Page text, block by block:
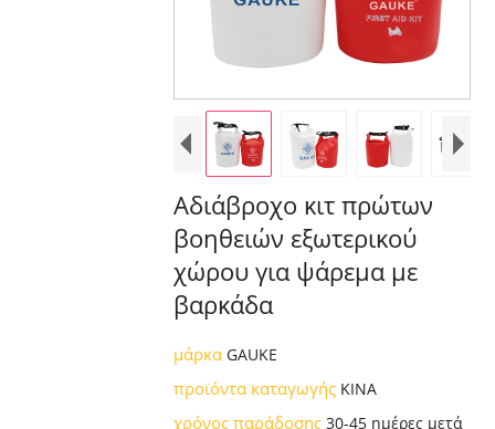
Αδιάβροχο κιτ πρώτων
βοηθειών εξωτερικού
χώρου για ψάρεμα με
βαρκάδα
μάρκα GAUKE
προϊόντα καταγωγής ΚΙΝΑ
χρόνος παράδοσης 30-45 ημέρες μετά